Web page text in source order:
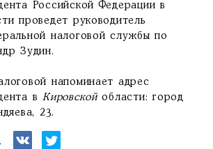
Российской Федерации в
проведет руководитель
налоговой службы по
Зудин.
напоминает адрес
вКировскойобласти: город
23.